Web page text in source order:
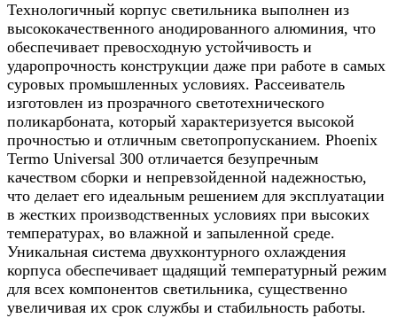
Технологичный корпус светильника выполнен из
высококачественного анодированного алюминия, что
обеспечивает превосходную устойчивость и
ударопрочность конструкции даже при работе в самых
суровых промышленных условиях. Рассеиватель
изготовлен из прозрачного светотехнического
поликарбоната, который характеризуется высокой
прочностью и отличным светопропусканием. Phoenix
Termo Universal 300 отличается безупречным
качеством сборки и непревзойденной надежностью,
что делает его идеальным решением для эксплуатации
в жестких производственных условиях при высоких
температурах, во влажной и запыленной среде.
Уникальная система двухконтурного охлаждения
корпуса обеспечивает щадящий температурный режим
для всех компонентов светильника, существенно
увеличивая их срок службы и стабильность работы.